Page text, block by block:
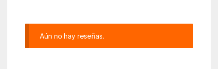
Aún no hay reseñas.